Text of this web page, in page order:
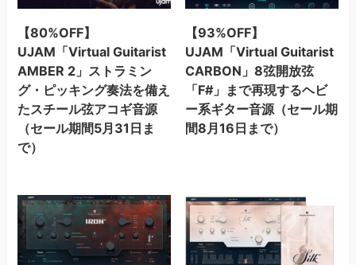
【80%OFF】
UJAM「Virtual Guitarist
AMBER 2」ストラミン
グ・ピッキング奏法を備え
たスチール弦アコギ音源
（セール期間5月31日ま
で）
【93%OFF】
UJAM「Virtual Guitarist
CARBON」8弦開放弦
「F#」まで再現するヘビ
ー系ギター音源（セール期
間8月16日まで）